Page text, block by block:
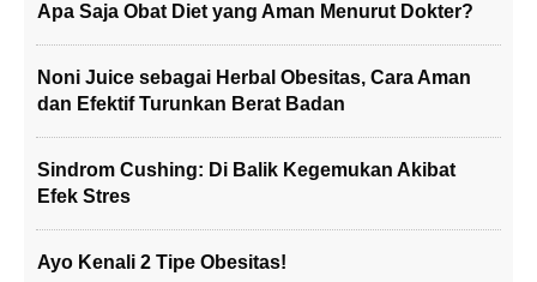
Apa Saja Obat Diet yang Aman Menurut Dokter?
Noni Juice sebagai Herbal Obesitas, Cara Aman
dan Efektif Turunkan Berat Badan
Sindrom Cushing: Di Balik Kegemukan Akibat
Efek Stres
Ayo Kenali 2 Tipe Obesitas!